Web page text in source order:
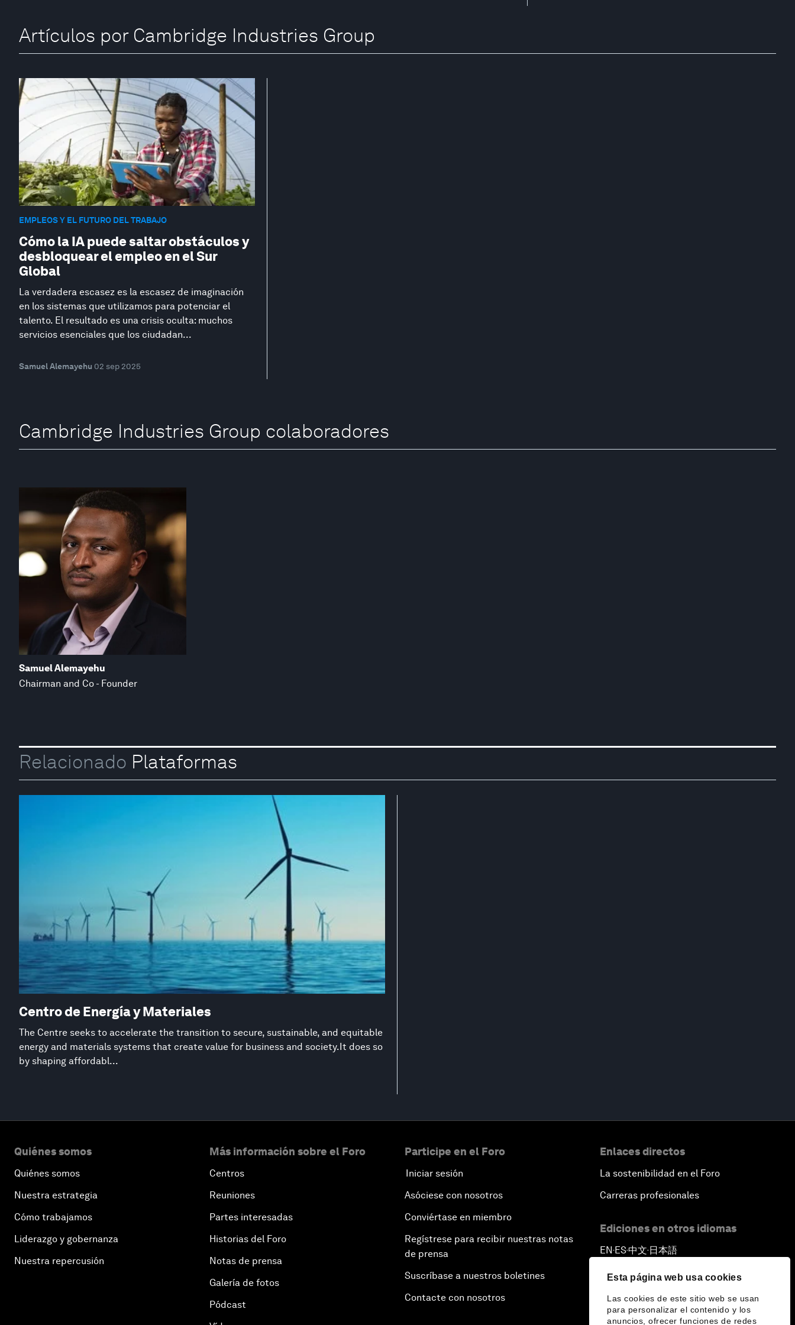
Esta página web usa cookies
Las cookies de este sitio web se usan
para personalizar el contenido y los
anuncios, ofrecer funciones de redes
Artículos por Cambridge Industries Group
EMPLEOS Y EL FUTURO DEL TRABAJO
Cómo la IA puede saltar obstáculos y
desbloquear el empleo en el Sur
Global
La verdadera escasez es la escasez de imaginación
en los sistemas que utilizamos para potenciar el
talento. El resultado es una crisis oculta: muchos
servicios esenciales que los ciudadan...
Samuel Alemayehu 02 sep 2025
Cambridge Industries Group colaboradores
Samuel Alemayehu
Chairman and Co - Founder
Relacionado Plataformas
Centro de Energía y Materiales
The Centre seeks to accelerate the transition to secure, sustainable, and equitable
energy and materials systems that create value for business and society.It does so
by shaping affordabl...
Quiénes somos
Quiénes somos
Nuestra estrategia
Cómo trabajamos
Liderazgo y gobernanza
Nuestra repercusión
Más información sobre el Foro
Centros
Reuniones
Partes interesadas
Historias del Foro
Notas de prensa
Galería de fotos
Pódcast
Participe en el Foro
Iniciar sesión
Asóciese con nosotros
Conviértase en miembro
Regístrese para recibir nuestras notas
de prensa
Suscríbase a nuestros boletines
Contacte con nosotros
Enlaces directos
La sostenibilidad en el Foro
Carreras profesionales
Ediciones en otros idiomas
EN ▪ ES▪中文▪ 日本語